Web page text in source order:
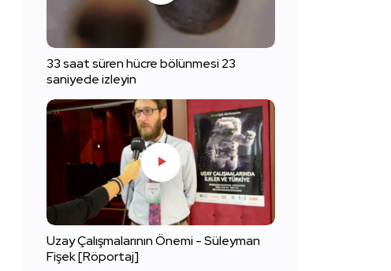
33 saat süren hücre bölünmesi 23
saniyede izleyin
Uzay Çalışmalarının Önemi - Süleyman
Fişek [Röportaj]